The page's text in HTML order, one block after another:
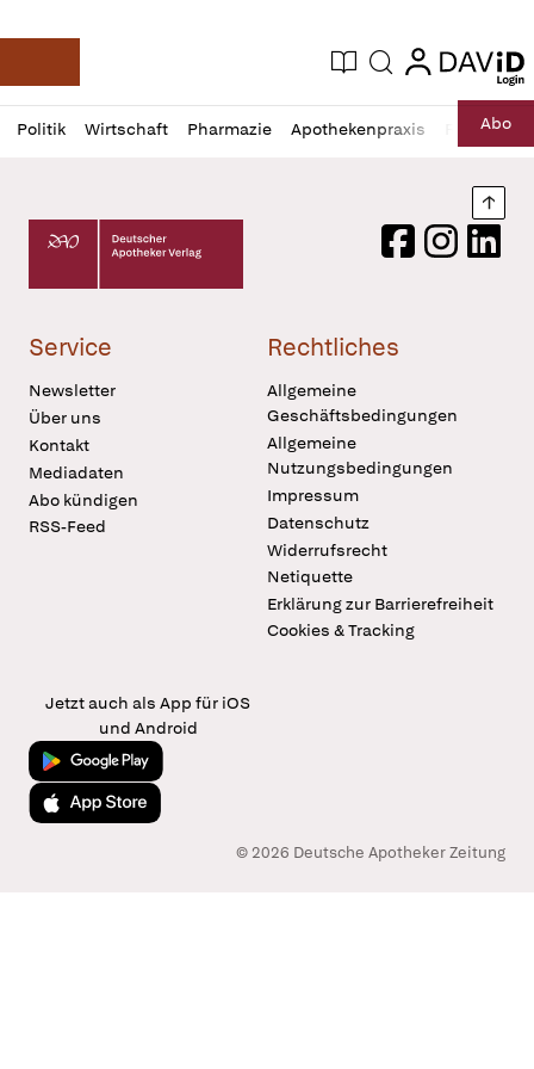
Deutsche Apotheker Zeitung
Aktuelle Ausgabe
Suche login
login
Politik Wirtschaft Pharmazie Apothekenpraxis RechtAbo
Profil
öffnen
Daz
Pur
Deutscher Apotheker Verlag Logo
FacebookInstagram
Service
Newsletter
Über uns
Kontakt
Mediadaten
Abo kündigen
RSS-Feed
Rechtliches
Allgemeine
Geschäftsbedingungen
Allgemeine
Nutzungsbedingungen
Impressum
Datenschutz
Widerrufsrecht
Netiquette
Erklärung zur Barrierefreiheit
Cookies & Tracking
Jetzt auch als App für iOS
und Android
Jetzt bei Google Play
Laden im App Store
© 2026 Deutsche Apotheker Zeitung